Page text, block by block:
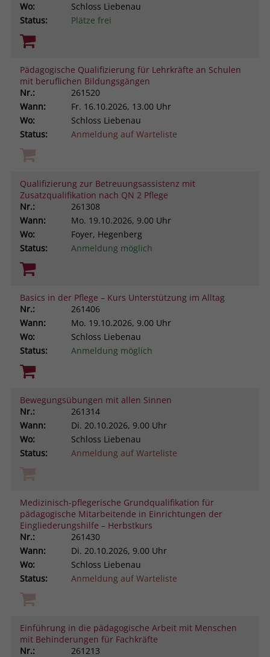
Wo:
Schloss Liebenau
Status:
Plätze frei
Pädagogische Qualifizierung für Lehrkräfte an Schulen
mit beruflichen Bildungsgängen
Nr.:
261520
Wann:
Fr. 16.10.2026, 13.00 Uhr
Wo:
Schloss Liebenau
Status:
Anmeldung auf Warteliste
Qualifizierung zur Betreuungsassistenz mit
Zusatzqualifikation nach QN 2 Pflege
Nr.:
261308
Wann:
Mo. 19.10.2026, 9.00 Uhr
Wo:
Foyer, Hegenberg
Status:
Anmeldung möglich
Basics in der Pflege – Kurs Unterstützung im Alltag
Nr.:
261406
Wann:
Mo. 19.10.2026, 9.00 Uhr
Wo:
Schloss Liebenau
Status:
Anmeldung möglich
Bewegungsübungen mit allen Sinnen
Nr.:
261314
Wann:
Di. 20.10.2026, 9.00 Uhr
Wo:
Schloss Liebenau
Status:
Anmeldung auf Warteliste
Medizinisch-pflegerische Grundqualifikation für
pädagogische Mitarbeitende in Einrichtungen der
Eingliederungshilfe – Herbstkurs
Nr.:
261430
Wann:
Di. 20.10.2026, 9.00 Uhr
Wo:
Schloss Liebenau
Status:
Anmeldung auf Warteliste
Einführung in die pädagogische Arbeit mit Menschen
mit Behinderungen für Fachkräfte
Nr.:
261213